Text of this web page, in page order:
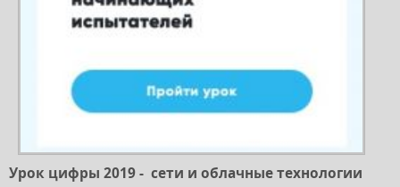
Урок цифры 2019 - сети и облачные технологии